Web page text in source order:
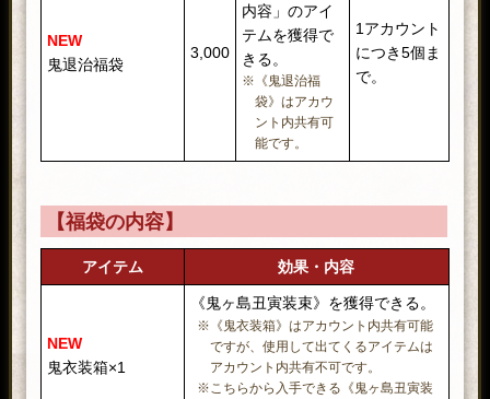
NEW
鬼退治福袋
3,000
内容」のアイ
テムを獲得で
きる。
※《鬼退治福
袋》はアカウ
ント内共有可
能です。
1アカウント
につき5個ま
で。
【福袋の内容】
アイテム 効果・内容
NEW
鬼衣装箱×1
《鬼ヶ島丑寅装束》を獲得できる。
※《鬼衣装箱》はアカウント内共有可能
ですが、使用して出てくるアイテムは
アカウント内共有不可です。
※こちらから入手できる《鬼ヶ島丑寅装